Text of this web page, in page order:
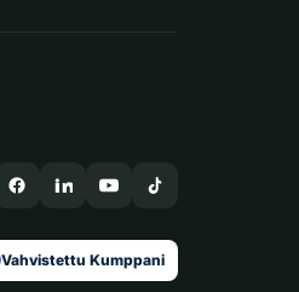
Vahvistettu Kumppani